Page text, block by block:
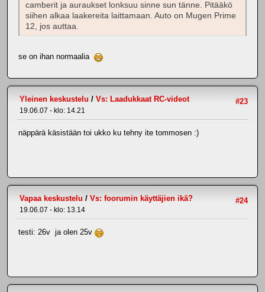
camberit ja auraukset lonksuu sinne sun tänne. Pitääkö
siihen alkaa laakereita laittamaan. Auto on Mugen Prime
12, jos auttaa.
se on ihan normaalia
#23
Yleinen keskustelu / Vs: Laadukkaat RC-videot
19.06.07 - klo: 14.21
näppärä käsistään toi ukko ku tehny ite tommosen :)
#24
Vapaa keskustelu / Vs: foorumin käyttäjien ikä?
19.06.07 - klo: 13.14
testi: 26v ja olen 25v